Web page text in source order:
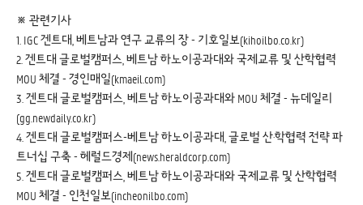
※ 관련기사
1. IGC 겐트대, 베트남과 연구 교류의 장 - 기호일보(kihoilbo.co.kr)
2. 겐트대 글로벌캠퍼스, 베트남 하노이공과대와 국제교류 및 산학협력
MOU 체결 - 경인매일(kmaeil.com)
3. 겐트대 글로벌캠퍼스, 베트남 하노이공과대와 MOU 체결 - 뉴데일리
(gg.newdaily.co.kr)
4. 겐트대 글로벌캠퍼스-베트남 하노이공과대, 글로벌 산·학협력 전략 파
트너십 구축 - 헤럴드경제(news.heraldcorp.com)
5. 겐트대 글로벌캠퍼스, 베트남 하노이공과대와 국제교류 및 산학협력
MOU 체결 - 인천일보(incheonilbo.com)